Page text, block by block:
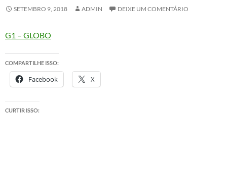
SETEMBRO 9, 2018 ADMIN DEIXE UM COMENTÁRIO
G1 – GLOBO
COMPARTILHE ISSO:
Facebook X
CURTIR ISSO: